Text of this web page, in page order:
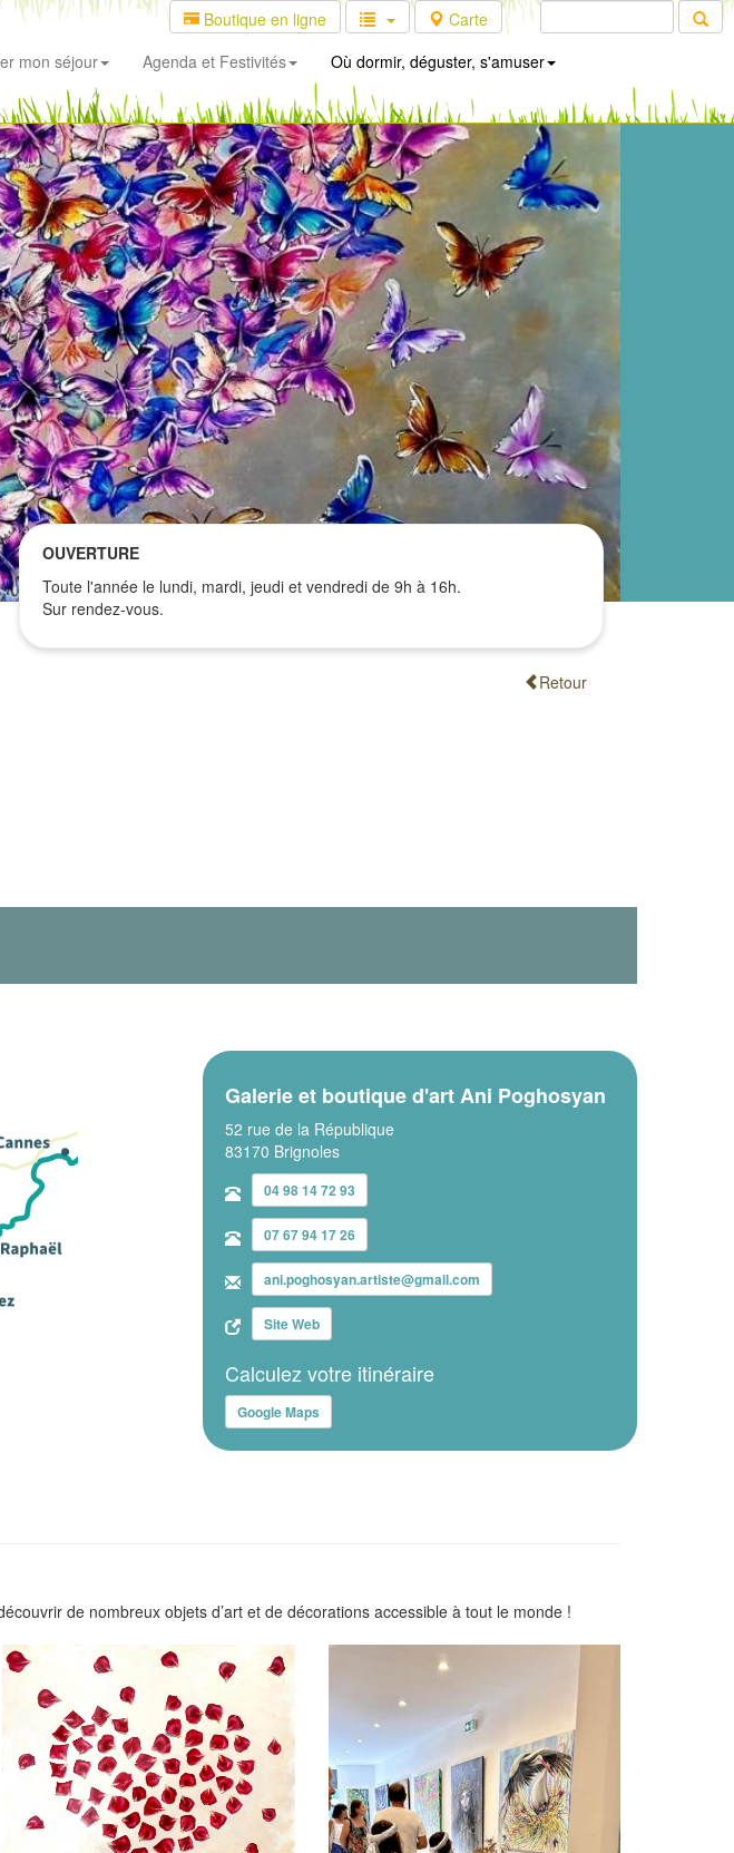
Boutique en ligne
Carte
mon séjour Agenda et Festivités Où dormir, déguster, s'amuser
OUVERTURE
Toute l'année le lundi, mardi, jeudi et vendredi de 9h à 16h.
Sur rendez-vous.
Retour
Galerie et boutique d'art Ani Poghosyan
52 rue de la République
83170 Brignoles
04 98 14 72 93
07 67 94 17 26
ani.poghosyan.artiste@gmail.com
Site Web
Calculez votre itinéraire
Google Maps
de nombreux objets d’art et de décorations accessible à tout le monde !